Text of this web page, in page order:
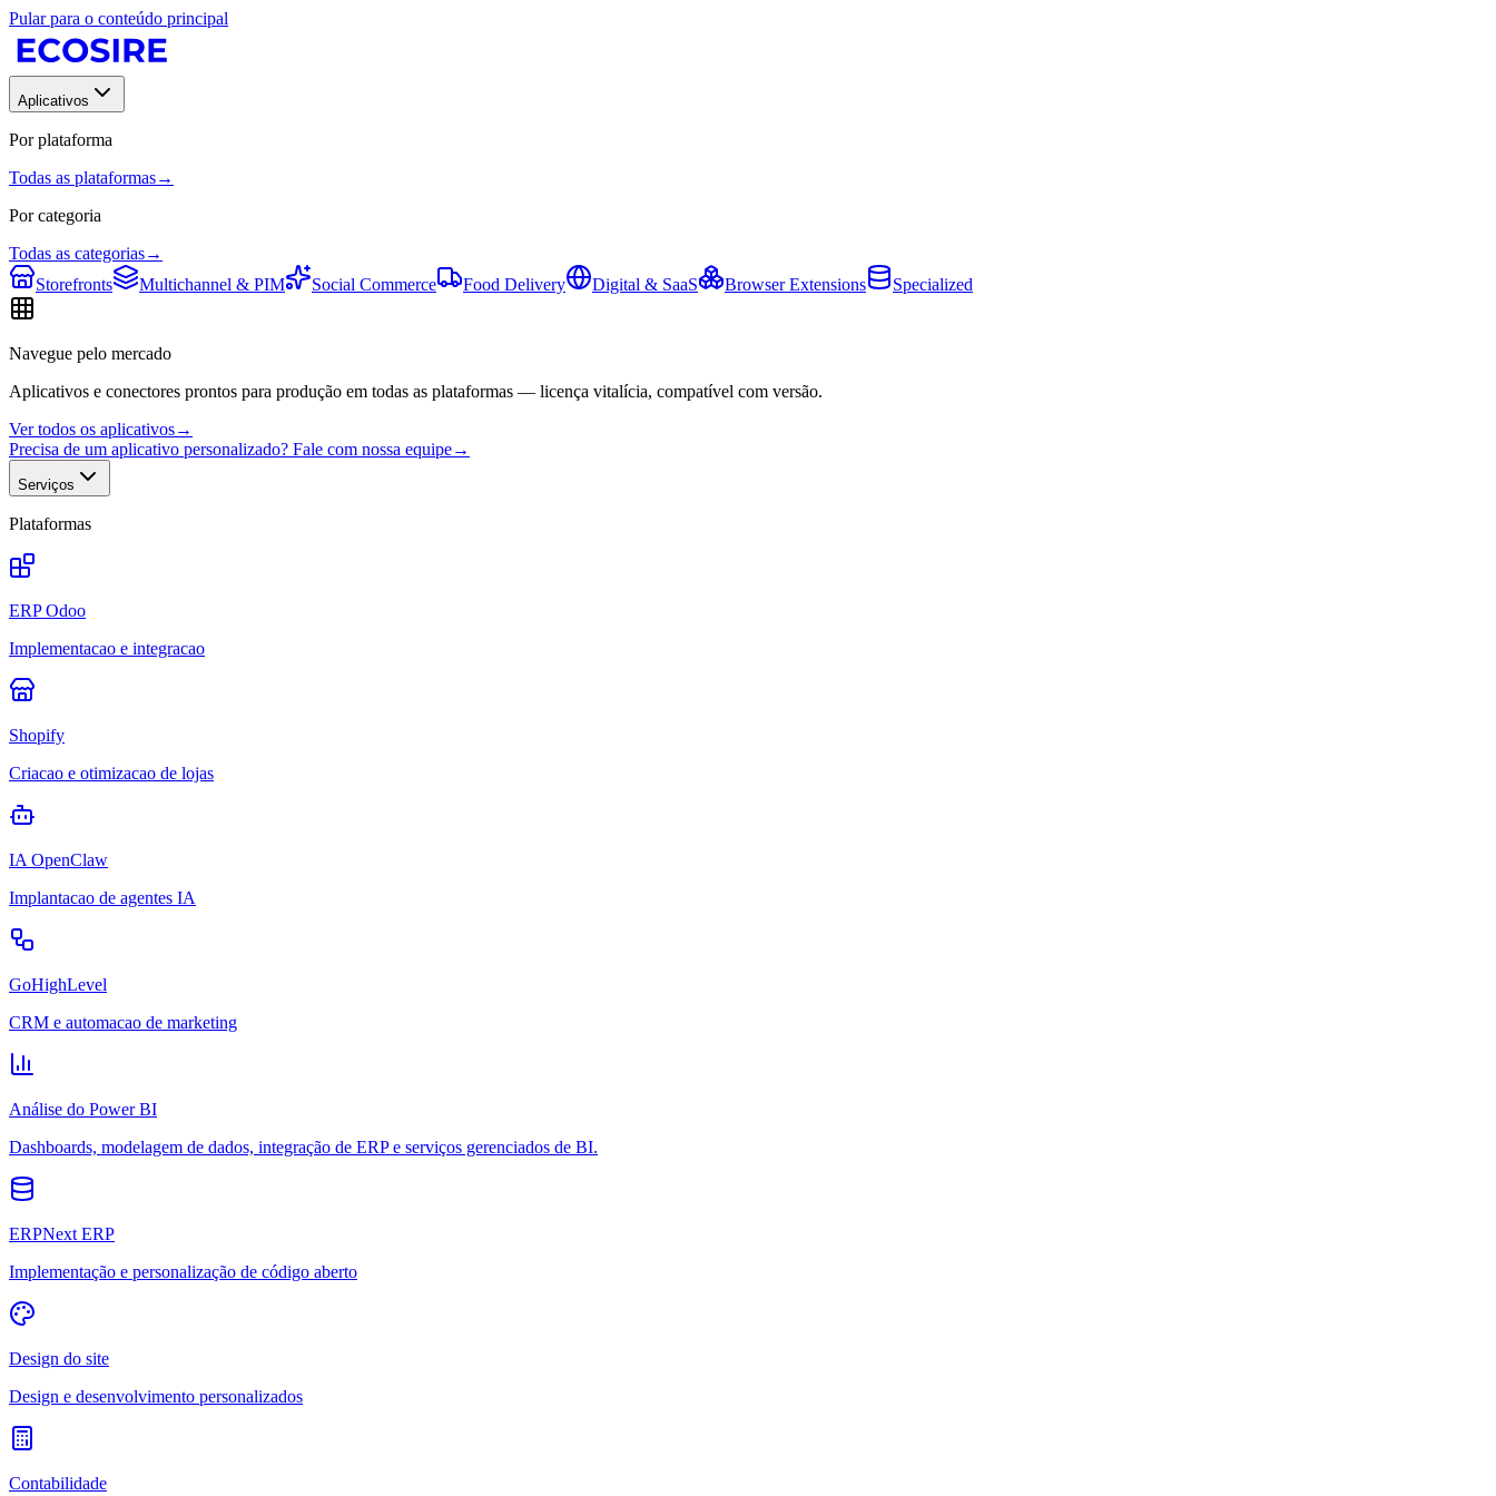
Pular para o conteúdo principal
Aplicativos
Por plataforma
Todas as plataformas→
Por categoria
Todas as categorias→
Storefronts
Multichannel & PIM Social Commerce Food Delivery Digital & SaaS Browser Extensions Specialized
Navegue pelo mercado
Aplicativos e conectores prontos para produção em todas as plataformas — licença vitalícia, compatível com versão.
Ver todos os aplicativos→
Precisa de um aplicativo personalizado? Fale com nossa equipe→
Serviços
Plataformas
ERP Odoo
Implementacao e integracao
Shopify
Criacao e otimizacao de lojas
IA OpenClaw
Implantacao de agentes IA
GoHighLevel
CRM e automacao de marketing
Análise do Power BI
Dashboards, modelagem de dados, integração de ERP e serviços gerenciados de BI.
ERPNext ERP
Implementação e personalização de código aberto
Design do site
Design e desenvolvimento personalizados
Contabilidade